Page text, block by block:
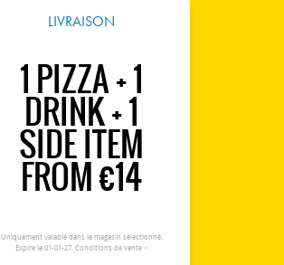
LIVRAISON
1 PIZZA + 1
DRINK + 1
SIDE ITEM
FROM €14
Uniquement valable dans le magasin sélectionné.
Expire le 01-01-27. Conditions de vente >